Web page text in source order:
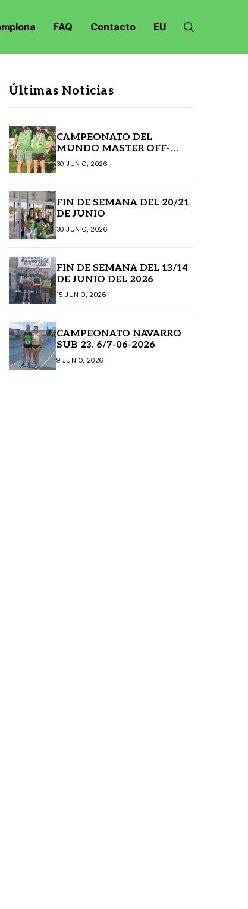
FAQ Contacto EU
Últimas Noticias
CAMPEONATO DEL
MUNDO MASTER OFF-
ROAD JANSKE LAZNE
(REPÚBLICA CHECA)
30 JUNIO, 2026
FIN DE SEMANA DEL 20/21
DE JUNIO
30 JUNIO, 2026
FIN DE SEMANA DEL 13/14
DE JUNIO DEL 2026
15 JUNIO, 2026
CAMPEONATO NAVARRO
SUB 23. 6/7-06-2026
9 JUNIO, 2026